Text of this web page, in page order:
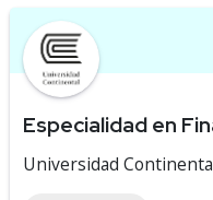
Especialidad en
Universidad